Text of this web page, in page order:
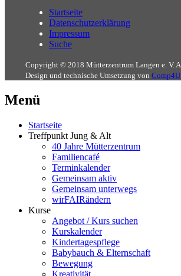
Startseite
Datenschutzerklärung
Impressum
Suche
Copyright © 2018 Mütterzentrum Langen e. V.
Design und technische Umsetzung von
Menü
Startseite
Treffpunkt Jung & Alt
40 Jahre Mütterzentrum
Familiencafé
Terminkalender
Gemeinsam aktiv
Gemeinsam unterwegs
wirFAIRändern
Kurse
Angebot / Kurs suchen
Kurskalender
Kindertagespflege
Babybauch & Elternschaft
Bewegung
Kreativität